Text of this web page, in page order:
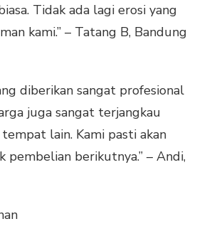
Tidak ada lagi erosi yang
kami.” – Tatang B, Bandung
diberikan sangat profesional
juga sangat terjangkau
lain. Kami pasti akan
pembelian berikutnya.” – Andi,